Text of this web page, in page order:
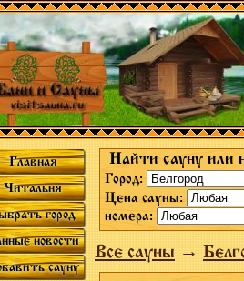
Главная
Читальня
город
новости
сауну
Найти сауну или
Город:
Цена сауны:
номера:
Все сауны→